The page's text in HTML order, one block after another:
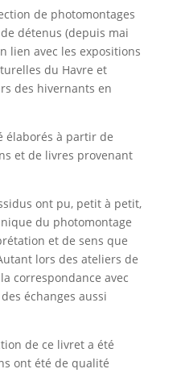
de photomontages
détenus (depuis mai
lien avec les expositions
du Havre et
des hivernants en
élaborés à partir de
et de livres provenant
ont pu, petit à petit,
du photomontage
et de sens que
lors des ateliers de
correspondance avec
échanges aussi
de ce livret a été
ont été de qualité